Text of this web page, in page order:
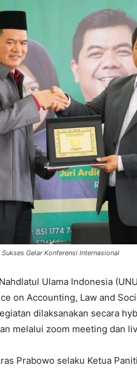
Gelar Konferensi Internasional
Ulama Indonesia
on Accounting, Law and
dilaksanakan secara
melalui zoom meeting dan
Prabowo selaku Ketua